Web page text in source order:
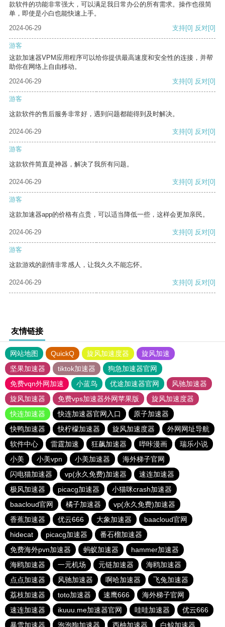
款软件的功能非常强大，可以满足我日常办公的所有需求。操作也很简
单，即使是小白也能快速上手。
2024-06-29
支持[0] 反对[0]
游客
这款加速器VPM应用程序可以给你提供最高速度和安全性的连接，并帮
助你在网络上自由移动。
2024-06-29
支持[0] 反对[0]
游客
这款软件的售后服务非常好，遇到问题都能得到及时解决。
2024-06-29 支持[0] 反对[0]
游客
这款软件简直是神器，解决了我所有问题。
2024-06-29 支持[0] 反对[0]
游客
这款加速器app的价格有点贵，可以适当降低一些，这样会更加亲民。
2024-06-29 支持[0] 反对[0]
游客
这款游戏的剧情非常感人，让我久久不能忘怀。
2024-06-29 支持[0] 反对[0]
友情链接
网站地图 QuickQ 旋风加速度器
旋风加速
坚果加速器
tiktok加速器
狗急加速器官网
免费vqn外网加速
小蓝鸟 优途加速器官网
风驰加速器
旋风加速器
免费vps加速器外网苹果版
旋风加速度器
快连加速器
快连加速器官网入口
原子加速器
快鸭加速器
快柠檬加速器 旋风加速度器
外网网址导航
软件中心
雷霆加速 狂飙加速器 哔咔漫画
瑞乐小说
小美
小美vpn 小美加速器
海外梯子官网
闪电猫加速器
vp(永久免费)加速器
速连加速器
极风加速器
picacg加速器
小猫咪crash加速器
baacloud官网
橘子加速器
vp(永久免费)加速器
香蕉加速器
优云666 大象加速器
baacloud官网
hidecat
picacg加速器
番石榴加速器
免费海外pvn加速器
蚂蚁加速器
hammer加速器
海鸥加速器
一元机场 元链加速器
海鸥加速器
点点加速器
风驰加速器 啊哈加速器
飞兔加速器
荔枝加速器
toto加速器 速鹰666
海外梯子官网
速连加速器
ikuuu.me加速器官网 哇哇加速器
优云666
暴雪加速器
泡泡狗加速器 西柚加速器 白鲸加速器